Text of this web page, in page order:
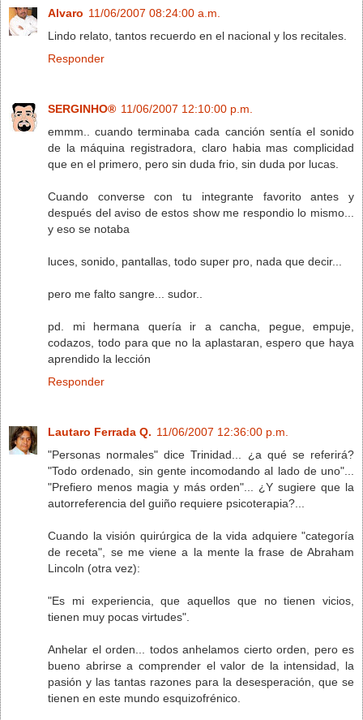
Alvaro 11/06/2007 08:24:00 a.m.
Lindo relato, tantos recuerdo en el nacional y los recitales.
Responder
SERGINHO® 11/06/2007 12:10:00 p.m.
emmm.. cuando terminaba cada canción sentía el sonido
de la máquina registradora, claro habia mas complicidad
que en el primero, pero sin duda frio, sin duda por lucas.
Cuando converse con tu integrante favorito antes y
después del aviso de estos show me respondio lo mismo...
y eso se notaba
luces, sonido, pantallas, todo super pro, nada que decir...
pero me falto sangre... sudor..
pd. mi hermana quería ir a cancha, pegue, empuje,
codazos, todo para que no la aplastaran, espero que haya
aprendido la lección
Responder
Lautaro Ferrada Q. 11/06/2007 12:36:00 p.m.
"Personas normales" dice Trinidad... ¿a qué se referirá?
"Todo ordenado, sin gente incomodando al lado de uno"...
"Prefiero menos magia y más orden"... ¿Y sugiere que la
autorreferencia del guiño requiere psicoterapia?...
Cuando la visión quirúrgica de la vida adquiere "categoría
de receta", se me viene a la mente la frase de Abraham
Lincoln (otra vez):
"Es mi experiencia, que aquellos que no tienen vicios,
tienen muy pocas virtudes".
Anhelar el orden... todos anhelamos cierto orden, pero es
bueno abrirse a comprender el valor de la intensidad, la
pasión y las tantas razones para la desesperación, que se
tienen en este mundo esquizofrénico.